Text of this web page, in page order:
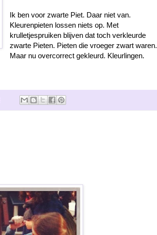
Ik ben voor zwarte Piet. Daar niet van.
Kleurenpieten lossen niets op. Met
krulletjespruiken blijven dat toch verkleurde
zwarte Pieten. Pieten die vroeger zwart waren.
Maar nu overcorrect gekleurd. Kleurlingen.